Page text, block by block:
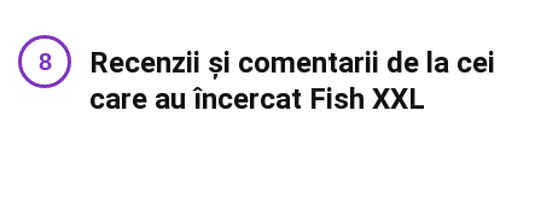
Recenzii și comentarii de la cei
care au încercat Fish XXL